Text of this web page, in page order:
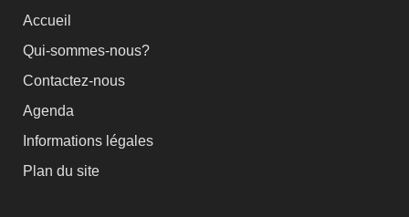
Accueil
Qui-sommes-nous?
Contactez-nous
Agenda
Informations légales
Plan du site